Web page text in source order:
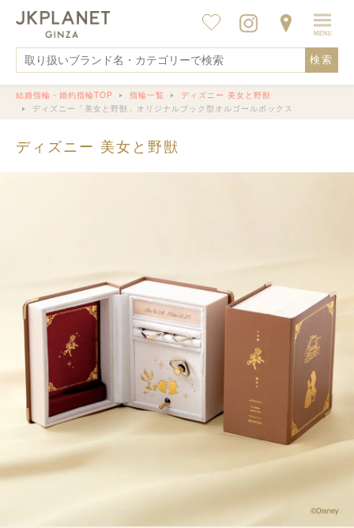
検索
結婚指輪・婚約指輪TOP 指輪一覧
ディズニー 美女と野獣
ディズニー「美女と野獣」オリジナルブック型オルゴールボックス
ディズニー 美女と野獣